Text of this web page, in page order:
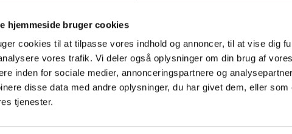
hjemmeside bruger cookies
cookies til at tilpasse vores indhold og annoncer, til at vise dig
vores trafik. Vi deler også oplysninger om din brug af
inden for sociale medier, annonceringspartnere og
disse data med andre oplysninger, du har givet dem, eller
tjenester.
København